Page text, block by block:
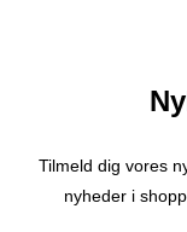
Tilmeld dig vores
nyheder i